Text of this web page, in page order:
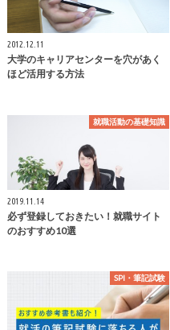
2012.12.11
大学のキャリアセンターを穴があく
ほど活用する方法
就職活動の基礎知識
2019.11.14
必ず登録しておきたい！就職サイト
のおすすめ10選
SPI・筆記試験